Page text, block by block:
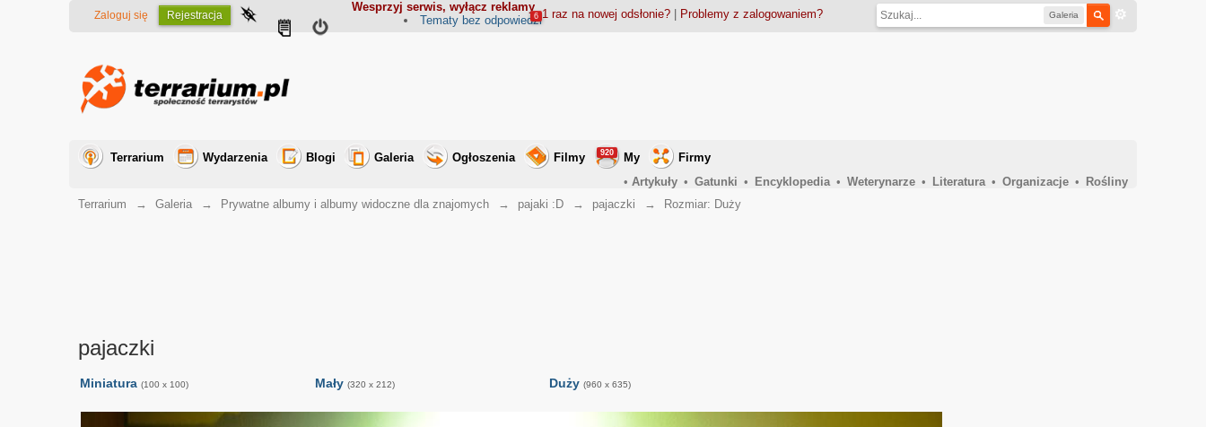
Wesprzyj serwis, wyłącz reklamy
Galeria
Zaloguj się Rejestracja 1 raz na nowej odsłonie?| Problemy z zalogowaniem?
Tematy bez odpowiedzi
6
Terrarium Wydarzenia Blogi Galeria Ogłoszenia Filmy My
920
Firmy
• Artykuły • Gatunki • Encyklopedia • Weterynarze • Literatura • Organizacje •
Rośliny
Terrarium
→ Galeria → Prywatne albumy i albumy widoczne dla znajomych → pajaki :D → pajaczki → Rozmiar: Duży
pajaczki
Miniatura (100 x 100) Mały (320 x 212) Duży (960 x 635)